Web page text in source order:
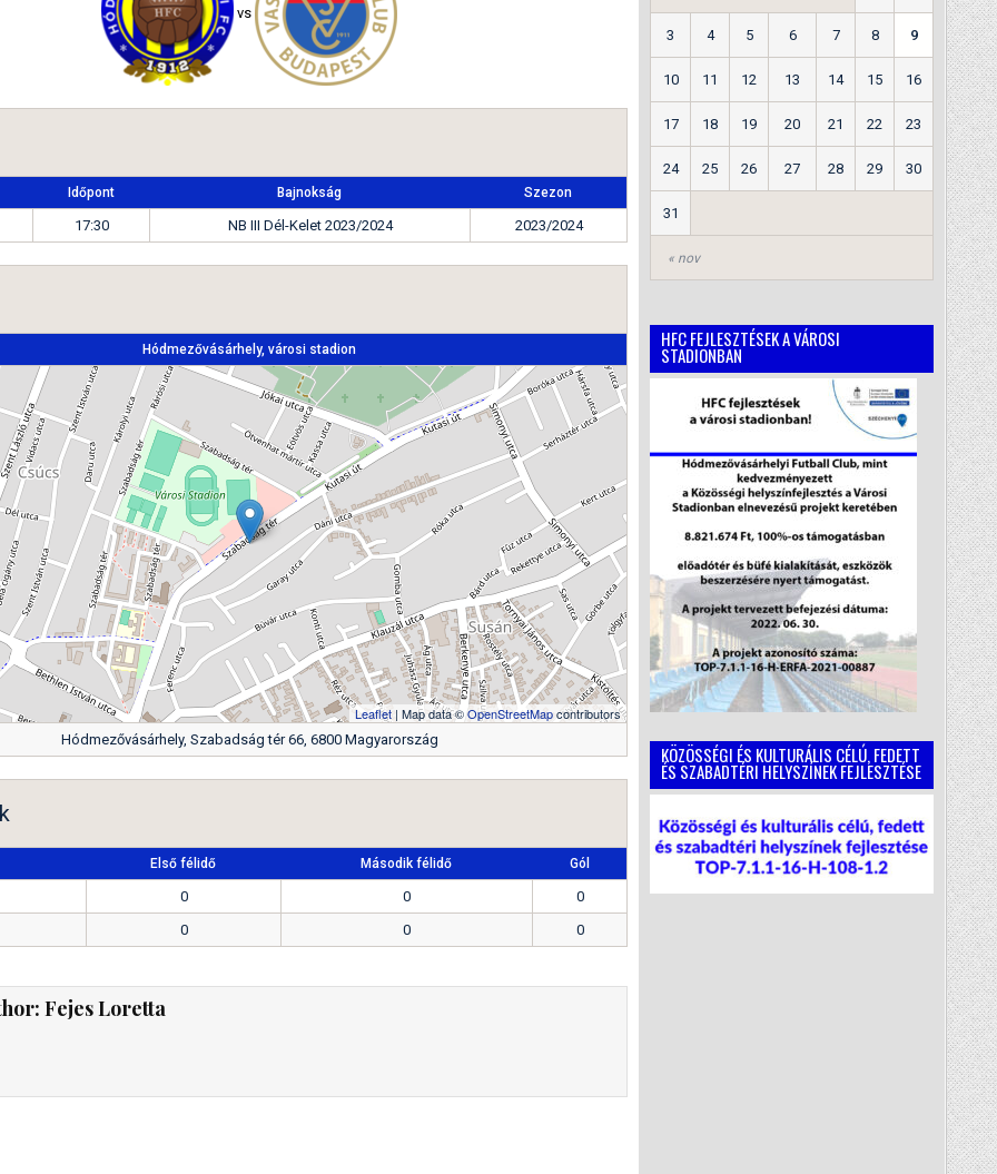
vs
Időpont Bajnokság Szezon
17:30 NB III Dél-Kelet 2023/2024 2023/2024
Hódmezővásárhely, városi stadion
Leaflet | Map data ©OpenStreetMapcontributors
Hódmezővásárhely, Szabadság tér 66, 6800 Magyarország
Első félidő Második félidő Gól
0 0
0
0
0 0
Fejes Loretta
« nov
3 4 5 6 7 8 9
10 11 12 13 14 15 16
17 18 19 20 21 22 23
24 25 26 27 28 29 30
31
HFC FEJLESZTÉSEK A VÁROSI
STADIONBAN
KÖZÖSSÉGI ÉS KULTURÁLIS CÉLÚ, FEDETT
ÉS SZABADTÉRI HELYSZÍNEK FEJLESZTÉSE